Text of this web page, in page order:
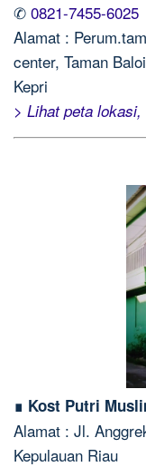
✆ 0821-7455-6025
Alamat :
center, Taman
Kepri
> Lihat peta
∎ Kost Putri
Alamat : Jl.
Kepulauan Riau